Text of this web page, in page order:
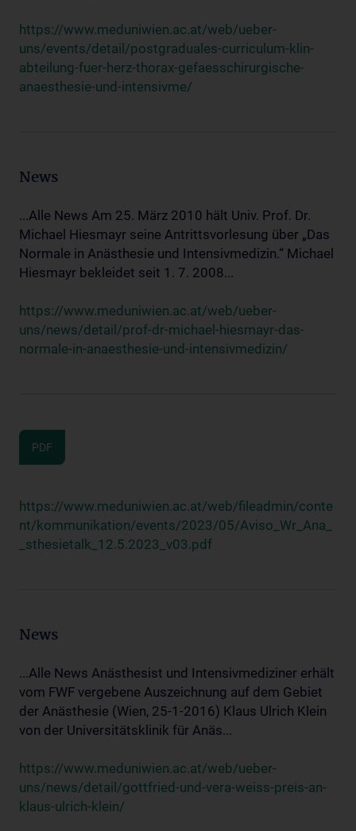
https://www.meduniwien.ac.at/web/ueber-
uns/events/detail/postgraduales-curriculum-klin-
abteilung-fuer-herz-thorax-gefaesschirurgische-
anaesthesie-und-intensivme/
News
...Alle News Am 25. März 2010 hält Univ. Prof. Dr.
Michael Hiesmayr seine Antrittsvorlesung über „Das
Normale in Anästhesie und Intensivmedizin.“ Michael
Hiesmayr bekleidet seit 1. 7. 2008...
https://www.meduniwien.ac.at/web/ueber-
uns/news/detail/prof-dr-michael-hiesmayr-das-
normale-in-anaesthesie-und-intensivmedizin/
PDF
https://www.meduniwien.ac.at/web/fileadmin/conte
nt/kommunikation/events/2023/05/Aviso_Wr_Ana_
_sthesietalk_12.5.2023_v03.pdf
News
...Alle News Anästhesist und Intensivmediziner erhält
vom FWF vergebene Auszeichnung auf dem Gebiet
der Anästhesie (Wien, 25-1-2016) Klaus Ulrich Klein
von der Universitätsklinik für Anäs...
https://www.meduniwien.ac.at/web/ueber-
uns/news/detail/gottfried-und-vera-weiss-preis-an-
klaus-ulrich-klein/